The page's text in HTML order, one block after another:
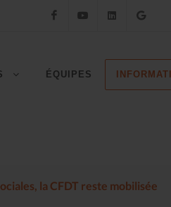
FacebookYouTube LinkedIn
ÉQUIPES
la CFDT reste mobilisée